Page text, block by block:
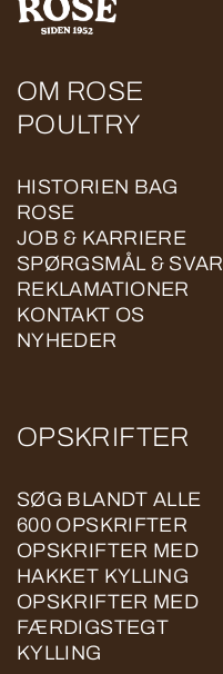
OM ROSE
POULTRY
HISTORIEN BAG
ROSE
JOB & KARRIERE
SPØRGSMÅL & SVAR
REKLAMATIONER
KONTAKT OS
NYHEDER
OPSKRIFTER
SØG BLANDT ALLE
600 OPSKRIFTER
OPSKRIFTER MED
HAKKET KYLLING
OPSKRIFTER MED
FÆRDIGSTEGT
KYLLING